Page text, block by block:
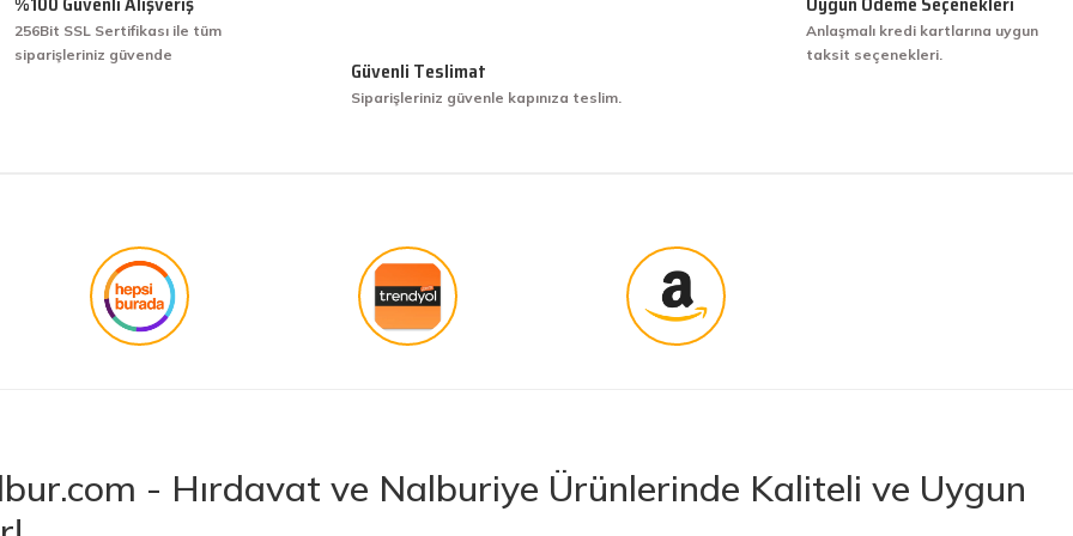
hakkıyla yapmak diye buna derim.
256Bit SSL Sertifikası ile tüm
siparişleriniz güvende
Güvenli Teslimat
Siparişleriniz güvenle kapınıza teslim.
Anlaşmalı kredi kartlarına uygun
taksit seçenekleri.
- Hırdavat ve Nalburiye Ürünlerinde Kaliteli ve Uygun